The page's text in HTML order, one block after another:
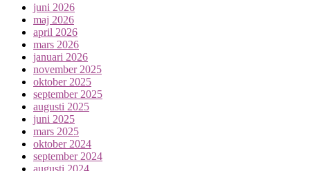
juni 2026
maj 2026
april 2026
mars 2026
januari 2026
november 2025
oktober 2025
september 2025
augusti 2025
juni 2025
mars 2025
oktober 2024
september 2024
augusti 2024